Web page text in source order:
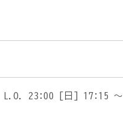
L.O. 23:00 [日] 17:15 〜